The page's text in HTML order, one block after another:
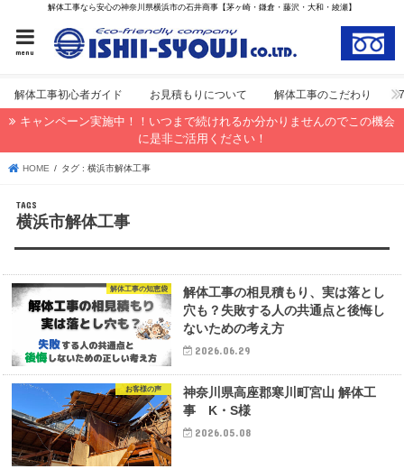
解体工事なら安心の神奈川県横浜市の石井商事【茅ヶ崎・鎌倉・藤沢・大和・綾瀬】
menu
解体工事初心者ガイド お見積もりについて 解体工事のこだわり
キャンペーン実施中！！いつまで続けれるか分かりませんのでこの機会
に是非ご活用ください！
HOME タグ : 横浜市解体工事
横浜市解体工事
解体工事の知恵袋
解体工事の相見積もり、実は落とし
穴も？失敗する人の共通点と後悔し
ないための考え方
2026.06.29
お客様の声
神奈川県高座郡寒川町宮山 解体工
事 K・S様
2026.05.08